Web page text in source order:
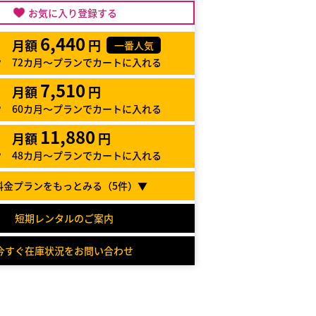
お気に入り登録する
月額 6,440 円
一番人気
72カ月～プランでカートに入れる
月額 7,510 円
60カ月～プランでカートに入れる
月額 11,880 円
48カ月～プランでカートに入れる
プランをもっとみる（5件）▼
短期レンタルのご案内
すぐ在庫状況をお問い合わせ